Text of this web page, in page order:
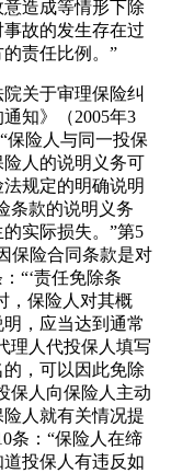
造成等情形下除
故的发生存在过
责任比例。”
关于审理保险纠
知》（2005年3
保险人与同一投保
人的说明义务可
规定的明确说明
条款的说明义务
实际损失。”第5
保险合同条款是对
“‘责任免除条
，保险人对其概
，应当达到通常
理人代投保人填写
，可以因此免除
保人向保险人主动
人就有关情况提
条：“保险人在缔
投保人有违反如